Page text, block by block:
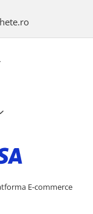
E-commerce